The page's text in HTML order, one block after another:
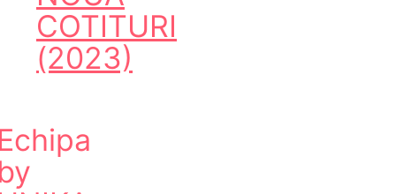
COTITURI
(2023)